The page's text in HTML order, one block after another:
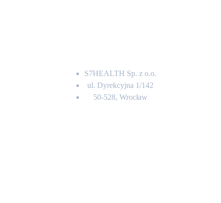
S7HEALTH Sp. z o.o.
ul. Dyrekcyjna 1/142
50-528, Wrocław